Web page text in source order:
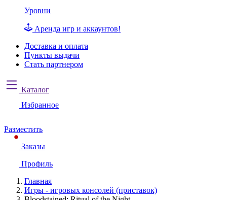
Уровни
Аренда игр и аккаунтов!
Доставка и оплата
Пункты выдачи
Стать партнером
Каталог
Избранное
Разместить
Заказы
Профиль
Главная
Игры - игровых консолей (приставок)